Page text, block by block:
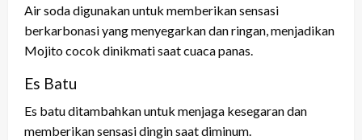
Air soda digunakan untuk memberikan sensasi
berkarbonasi yang menyegarkan dan ringan, menjadikan
Mojito cocok dinikmati saat cuaca panas.
Es Batu
Es batu ditambahkan untuk menjaga kesegaran dan
memberikan sensasi dingin saat diminum.